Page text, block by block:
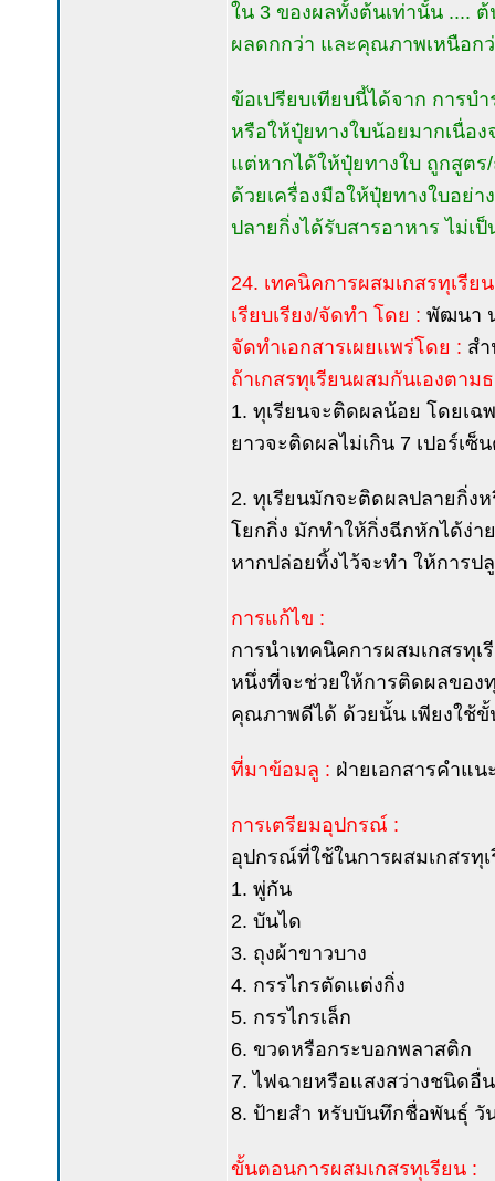
ใน 3 ของผลทั้งต้นเท่านั้น ....
ผลดกกว่า และคุณภาพเหนือก
ข้อเปรียบเทียบนี้ได้จาก การบ
หรือให้ปุ๋ยทางใบน้อยมากเนื่อ
แต่หากได้ให้ปุ๋ยทางใบ ถูกสูต
ด้วยเครื่องมือให้ปุ๋ยทางใบอย่
ปลายกิ่งได้รับสารอาหาร ไม่
24. เทคนิคการผสมเกสรทุเรีย
เรียบเรียง/จัดทำ โดย : พัฒนา
จัดทำเอกสารเผยแพร่โดย : ส
ถ้าเกสรทุเรียนผสมกันเองตาม
1. ทุเรียนจะติดผลน้อย โดยเฉ
ยาวจะติดผลไม่เกิน 7 เปอร์เซ็
2. ทุเรียนมักจะติดผลปลายกิ่ง
โยกกิ่ง มักทำให้กิ่งฉีกหักได้ง่า
หากปล่อยทิ้งไว้จะทำ ให้การ
การแก้ไข :
การนำเทคนิคการผสมเกสรทุ
หนึ่งที่จะช่วยให้การติดผลของ
คุณภาพดีได้ ด้วยนั้น เพียงใช้
ที่มาข้อมลู : ฝ่ายเอกสารคำแน
การเตรียมอุปกรณ์ :
อุปกรณ์ที่ใช้ในการผสมเกสรทุ
1. พู่กัน
2. บันได
3. ถุงผ้าขาวบาง
4. กรรไกรตัดแต่งกิ่ง
5. กรรไกรเล็ก
6. ขวดหรือกระบอกพลาสติก
7. ไฟฉายหรือแสงสว่างชนิดอื่น
8. ป้ายสำ หรับบันทึกชื่อพันธุ์ วั
ขั้นตอนการผสมเกสรทุเรียน :